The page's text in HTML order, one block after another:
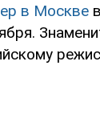
в Москве